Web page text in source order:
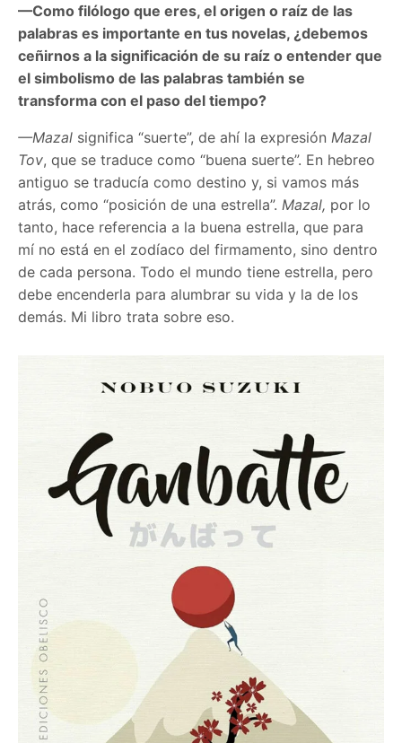
—Como filólogo que eres, el origen o raíz de las
palabras es importante en tus novelas, ¿debemos
ceñirnos a la significación de su raíz o entender que
el simbolismo de las palabras también se
transforma con el paso del tiempo?
—Mazal significa “suerte”, de ahí la expresión Mazal
Tov, que se traduce como “buena suerte”. En hebreo
antiguo se traducía como destino y, si vamos más
atrás, como “posición de una estrella”. Mazal, por lo
tanto, hace referencia a la buena estrella, que para
mí no está en el zodíaco del firmamento, sino dentro
de cada persona. Todo el mundo tiene estrella, pero
debe encenderla para alumbrar su vida y la de los
demás. Mi libro trata sobre eso.